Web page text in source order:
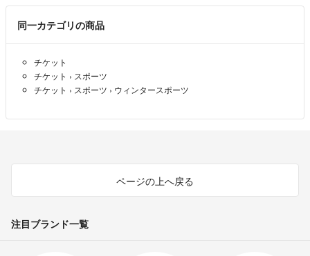
同一カテゴリの商品
チケット
チケット › スポーツ
チケット › スポーツ › ウィンタースポーツ
ページの上へ戻る
注目ブランド一覧